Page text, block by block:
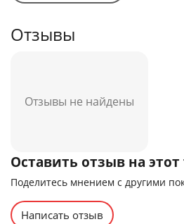
Отзывы
Отзывы не найдены
Оставить отзыв на этот
Поделитесь мнением с другими
Написать отзыв